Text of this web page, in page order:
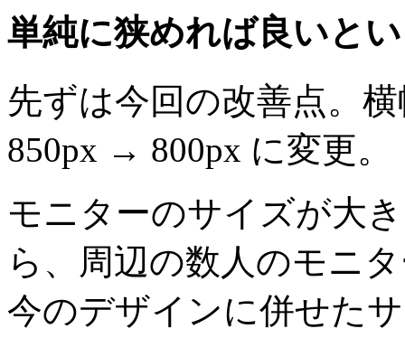
単純に狭めれば良いと
先ずは今回の改善点。
850px → 800px に変更。
モニターのサイズが大
ら、周辺の数人のモニ
今のデザインに併せた